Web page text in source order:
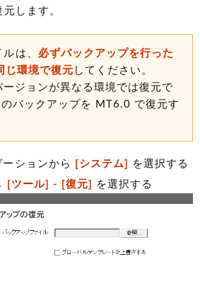
します。
は、 必ずバックアップを行った
じ環境で復元 してください。
ジョンが異なる環境では復元で
バックアップを MT6.0 で復元す
ションから [システム]
を選択する
[ツール] - [復元] を選択する